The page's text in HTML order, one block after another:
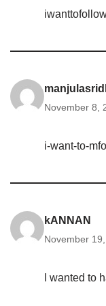
November 8,
i-want-to-
kANNAN
November
I wanted to